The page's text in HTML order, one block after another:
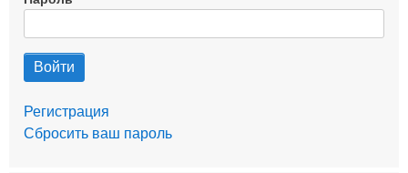
Регистрация
Сбросить ваш пароль